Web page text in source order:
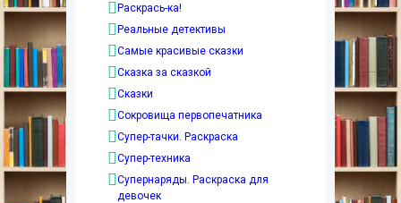
Раскрась-ка!
Реальные детективы
Самые красивые сказки
Сказка за сказкой
Сказки
Сокровища первопечатника
Супер-тачки. Раскраска
Супер-техника
Супернаряды. Раскраска для
девочек